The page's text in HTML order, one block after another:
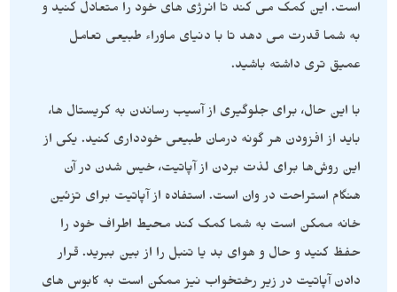
است. این کمک می کند تا انرژی های خود را متعادل کنید و
به شما قدرت می دهد تا با دنیای ماوراء طبیعی تعامل
عمیق تری داشته باشید.
با این حال، برای جلوگیری از آسیب رساندن به کریستال ها،
باید از افزودن هر گونه درمان طبیعی خودداری کنید. یکی از
این روش‌ها برای لذت بردن از آپاتیت، خیس شدن در آن
هنگام استراحت در وان است. استفاده از آپاتیت برای تزئین
خانه ممکن است به شما کمک کند محیط اطراف خود را
حفظ کنید و حال و هوای بد یا تنبل را از بین ببرید. قرار
دادن آپاتیت در زیر رختخواب نیز ممکن است به کابوس های